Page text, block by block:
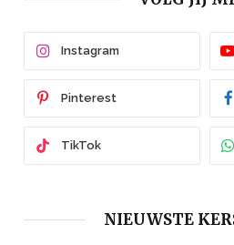
Instagram
Pinterest
TikTok
NIEUWSTE